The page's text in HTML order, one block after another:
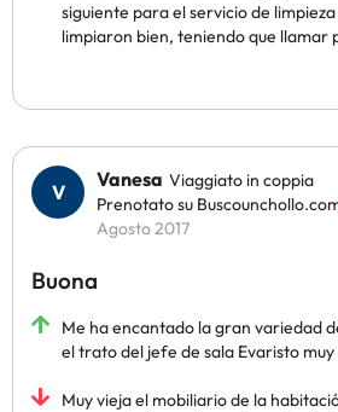
siguiente para el servicio de limpieza
limpiaron bien, teniendo que llamar
Vanesa Viaggiato in coppia
Prenotato su
Agosto 2017
Buona
Me ha encantado la gran variedad
el trato del jefe de sala Evaristo
Muy vieja el mobiliario de la